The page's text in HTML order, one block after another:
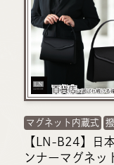
マグネット内蔵式
【LN-B24】日
ンナーマグネッ